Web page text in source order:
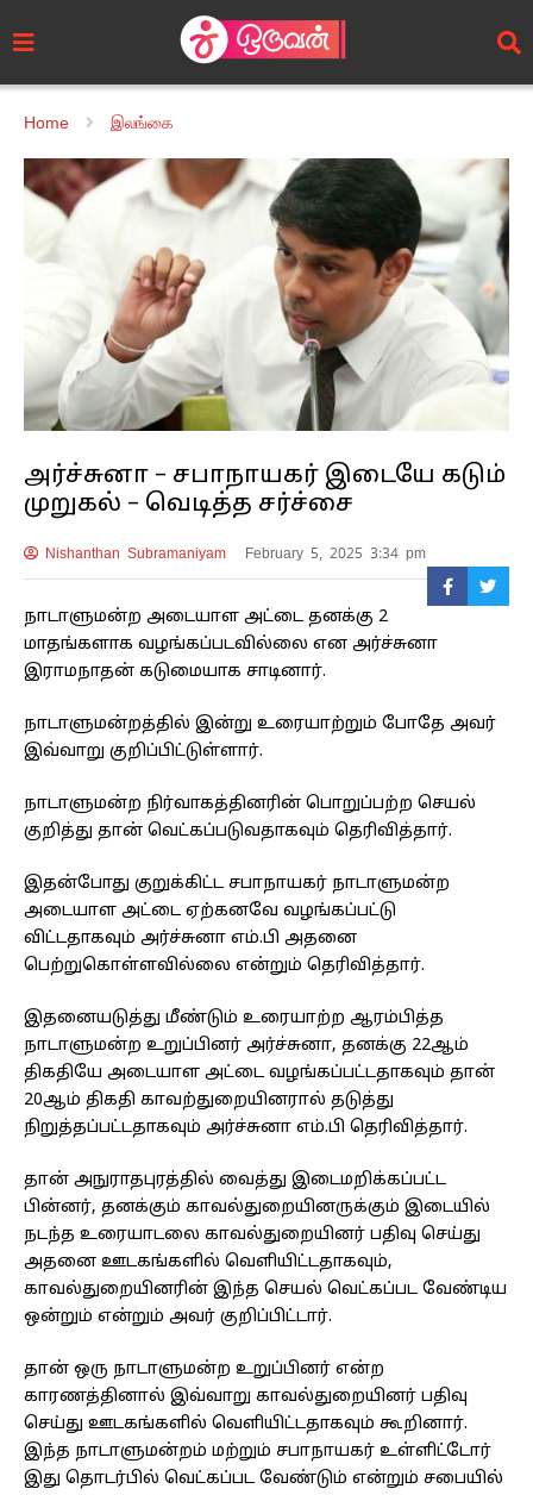
Home இலங்கை
அர்ச்சுனா – சபாநாயகர் இடையே கடும்
முறுகல் – வெடித்த சர்ச்சை
Nishanthan Subramaniyam February 5, 2025 3:34 pm
நாடாளுமன்ற அடையாள அட்டை தனக்கு 2
மாதங்களாக வழங்கப்படவில்லை என அர்ச்சுனா
இராமநாதன் கடுமையாக சாடினார்.
நாடாளுமன்றத்தில் இன்று உரையாற்றும் போதே அவர்
இவ்வாறு குறிப்பிட்டுள்ளார்.
நாடாளுமன்ற நிர்வாகத்தினரின் பொறுப்பற்ற செயல்
குறித்து தான் வெட்கப்படுவதாகவும் தெரிவித்தார்.
இதன்போது குறுக்கிட்ட சபாநாயகர் நாடாளுமன்ற
அடையாள அட்டை ஏற்கனவே வழங்கப்பட்டு
விட்டதாகவும் அர்ச்சுனா எம்.பி அதனை
பெற்றுகொள்ளவில்லை என்றும் தெரிவித்தார்.
இதனையடுத்து மீண்டும் உரையாற்ற ஆரம்பித்த
நாடாளுமன்ற உறுப்பினர் அர்ச்சுனா, தனக்கு 22ஆம்
திகதியே அடையாள அட்டை வழங்கப்பட்டதாகவும் தான்
20ஆம் திகதி காவற்துறையினரால் தடுத்து
நிறுத்தப்பட்டதாகவும் அர்ச்சுனா எம்.பி தெரிவித்தார்.
தான் அநுராதபுரத்தில் வைத்து இடைமறிக்கப்பட்ட
பின்னர், தனக்கும் காவல்துறையினருக்கும் இடையில்
நடந்த உரையாடலை காவல்துறையினர் பதிவு செய்து
அதனை ஊடகங்களில் வெளியிட்டதாகவும்,
காவல்துறையினரின் இந்த செயல் வெட்கப்பட வேண்டிய
ஒன்றும் என்றும் அவர் குறிப்பிட்டார்.
தான் ஒரு நாடாளுமன்ற உறுப்பினர் என்ற
காரணத்தினால் இவ்வாறு காவல்துறையினர் பதிவு
செய்து ஊடகங்களில் வெளியிட்டதாகவும் கூறினார்.
இந்த நாடாளுமன்றம் மற்றும் சபாநாயகர் உள்ளிட்டோர்
இது தொடர்பில் வெட்கப்பட வேண்டும் என்றும் சபையில்